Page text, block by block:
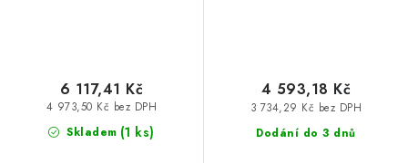
Skladem (1 ks)
4 973,50 Kč bez DPH
6 117,41 Kč
Dodání do 3 dnů
3 734,29 Kč bez DPH
4 593,18 Kč